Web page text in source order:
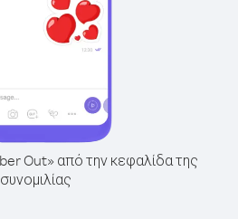
Out» από την κεφαλίδα της
συνομιλίας